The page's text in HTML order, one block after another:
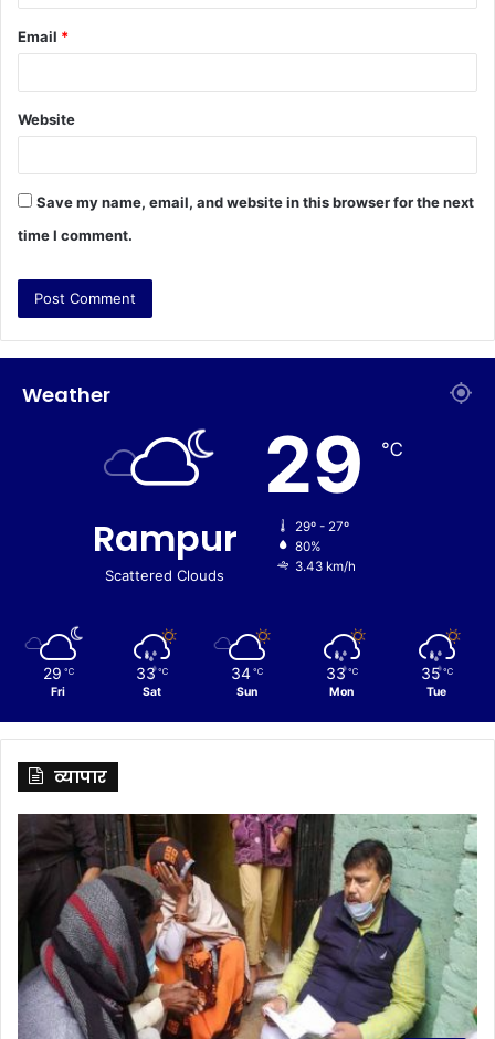
Email *
Website
Save my name, email, and website in this browser for the next
time I comment.
Weather
Rampur
Scattered Clouds
29 ℃
29º - 27º
80%
3.43 km/h
29 ℃
Fri
33 ℃
Sat
34 ℃
Sun
33 ℃
Mon
35 ℃
Tue
व्यापार